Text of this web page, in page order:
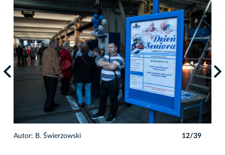
Autor: B. Świerzowski 12/39